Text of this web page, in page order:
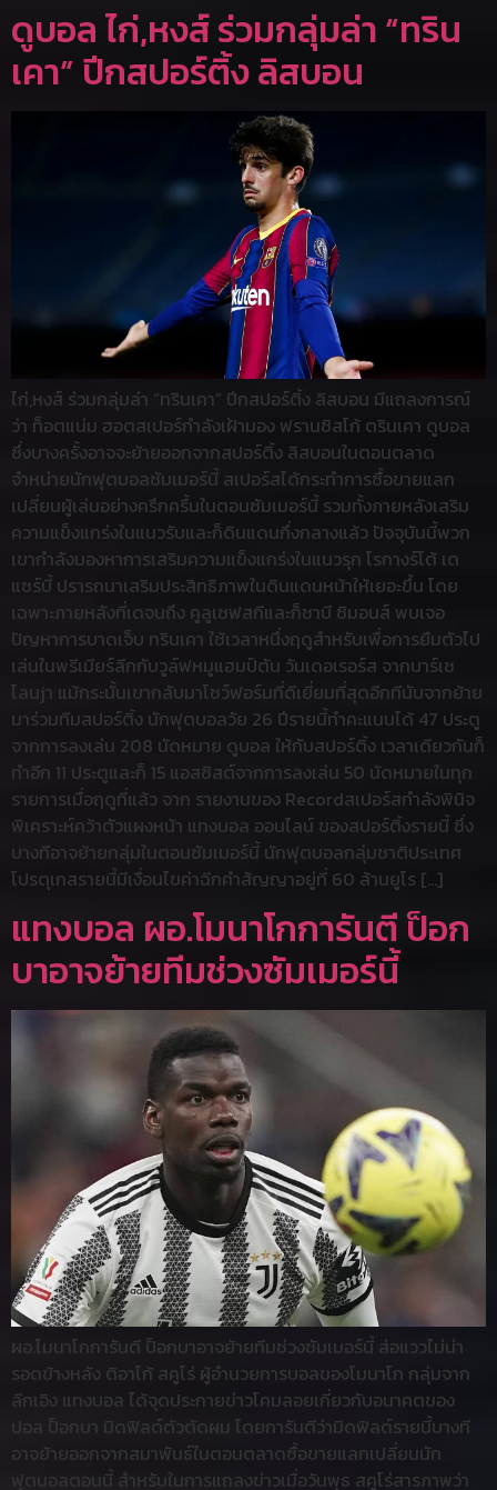
ดูบอล ไก่,หงส์ ร่วมกลุ่มล่า “ทริน
เคา” ปีกสปอร์ติ้ง ลิสบอน
ไก่,หงส์ ร่วมกลุ่มล่า “ทรินเคา” ปีกสปอร์ติ้ง ลิสบอน มีแถลงการณ์
ว่า ท็อตแน่ม ฮอตสเปอร์กำลังเฝ้ามอง ฟรานซิสโก้ ตรินเคา ดูบอล
ซึ่งบางครั้งอาจจะย้ายออกจากสปอร์ติ้ง ลิสบอนในตอนตลาด
จำหน่ายนักฟุตบอลซัมเมอร์นี้ สเปอร์สได้กระทำการซื้อขายแลก
เปลี่ยนผู้เล่นอย่างครึกครื้นในตอนซัมเมอร์นี้ รวมทั้งภายหลังเสริม
ความแข็งแกร่งในแนวรับและก็ดินแดนกึ่งกลางแล้ว ปัจจุบันนี้พวก
เขากำลังมองหาการเสริมความแข็งแกร่งในแนวรุก โรกางร์โต้ เด
แซร์บี้ ปรารถนาเสริมประสิทธิภาพในดินแดนหน้าให้เยอะขึ้น โดย
เฉพาะภายหลังที่เดจนถึง คูลูเซฟสกีและก็ชาบี ซิมอนส์ พบเจอ
ปัญหาการบาดเจ็บ ทรินเคา ใช้เวลาหนึ่งฤดูสำหรับเพื่อการยืมตัวไป
เล่นในพรีเมียร์ลีกกับวูล์ฟหมูแฮมป์ตัน วันเดอเรอร์ส จากบาร์เซ
โลนjา แม้กระนั้นเขากลับมาโชว์ฟอร์มที่ดีเยี่ยมที่สุดอีกทีนับจากย้าย
มาร่วมทีมสปอร์ติ้ง นักฟุตบอลวัย 26 ปีรายนี้ทำคะแนนได้ 47 ประตู
จากการลงเล่น 208 นัดหมาย ดูบอล ให้กับสปอร์ติ้ง เวลาเดียวกันก็
ทำอีก 11 ประตูและก็ 15 แอสซิสต์จากการลงเล่น 50 นัดหมายในทุก
รายการเมื่อฤดูที่แล้ว จาก รายงานของ Recordสเปอร์สกำลังพินิจ
พิเคราะห์คว้าตัวแผงหน้า แทงบอล ออนไลน์ ของสปอร์ติ้งรายนี้ ซึ่ง
บางทีอาจย้ายกลุ่มในตอนซัมเมอร์นี้ นักฟุตบอลกลุ่มชาติประเทศ
โปรตุเกสรายนี้มีเงื่อนไขค่าฉีกคำสัญญาอยู่ที่ 60 ล้านยูโร […]
แทงบอล ผอ.โมนาโกการันตี ป็อก
บาอาจย้ายทีมช่วงซัมเมอร์นี้
ผอ.โมนาโกการันตี ป็อกบาอาจย้ายทีมช่วงซัมเมอร์นี้ ส่อแววไม่น่า
รอดข้างหลัง ติอาโก้ สคูโร่ ผู้อำนวยการบอลของโมนาโก กลุ่มจาก
ลีกเอิง แทงบอล ได้จุดประกายข่าวโคมลอยเกี่ยวกับอนาคตของ
ปอล ป็อกบา มิดฟิลด์ตัวตัดผม โดยการันตีว่ามิดฟิลด์รายนี้บางที
อาจย้ายออกจากสมาพันธ์ในตอนตลาดซื้อขายแลกเปลี่ยนนัก
ฟุตบอลตอนนี้ สำหรับในการแถลงข่าวเมื่อวันพุธ สคูโร่สารภาพว่า